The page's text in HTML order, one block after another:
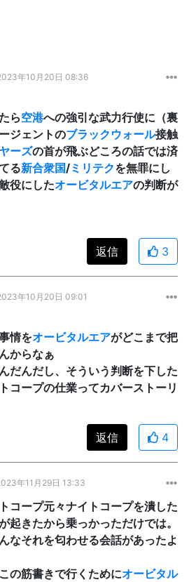
年10月20日 08:36
ら空港への強引な武力行使に（裏
ジェントのブラックウォール接触
ーズの首が飛ぶどころの話では済
る新合衆国/ミリテクを無罪にし
役にしたオービタルエアの判断が
返信
3
年10月20日 09:01
情をオービタルエアがどこまで把
からなぁ
だんだし、そういう判断を下した
コープの仕業ってカバーストーリ
返信 4
年11月29日 13:33
コープ元々ナイトコープを潰した
起きたから乗っかっただけでは。
なそれを匂わせる会話があったよ
の筋書きで行くためにオービタル